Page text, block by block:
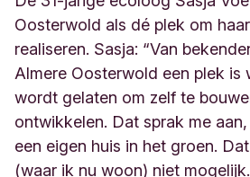
Oosterwold als dé plek om
realiseren. Sasja: “Van
Almere Oosterwold een plek is
wordt gelaten om zelf te
ontwikkelen. Dat sprak me
een eigen huis in het groen.
(waar ik nu woon) niet